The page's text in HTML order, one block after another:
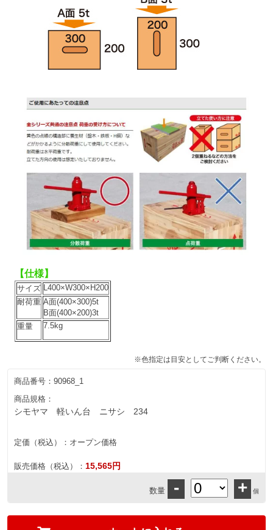
【仕様】
サイズ L400×W300×H200
耐荷重 A面(400×300)5t
B面(400×200)3t
重量
7.5kg
※色指定は目安としてご判断ください。
商品番号： 90968_1
商品規格：
シモヤマ 軽いん台 ニサシ 234
定価（税込）： オープン価格
販売価格（税込）： 15,565円
数量 - + 個